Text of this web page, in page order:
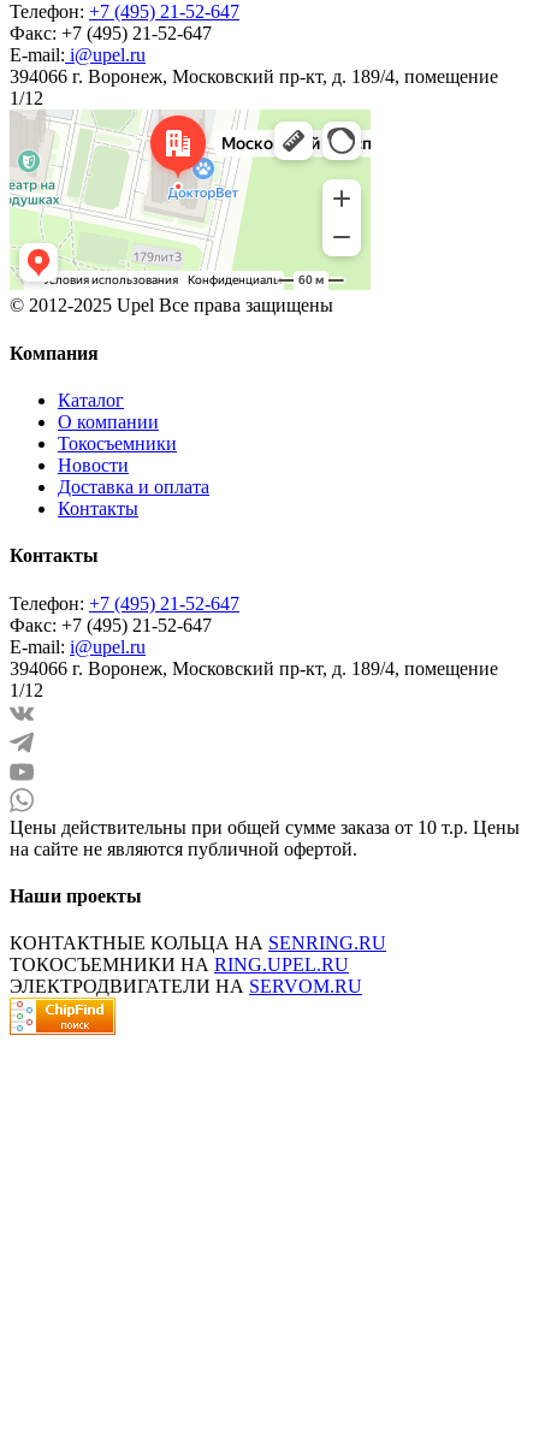
Телефон: +7 (495) 21-52-647
Факс: +7 (495) 21-52-647
E-mail: i@upel.ru
394066 г. Воронеж, Московский пр-кт, д. 189/4, помещение
1/12
© 2012-2025 Upel Все права защищены
Компания
Каталог
О компании
Токосъемники
Новости
Доставка и оплата
Контакты
Контакты
Телефон: +7 (495) 21-52-647
Факс: +7 (495) 21-52-647
E-mail: i@upel.ru
394066 г. Воронеж, Московский пр-кт, д. 189/4, помещение
1/12
Цены действительны при общей сумме заказа от 10 т.р. Цены
на сайте не являются публичной офертой.
Наши проекты
КОНТАКТНЫЕ КОЛЬЦА НА SENRING.RU
ТОКОСЪЕМНИКИ НА RING.UPEL.RU
ЭЛЕКТРОДВИГАТЕЛИ НА SERVOM.RU